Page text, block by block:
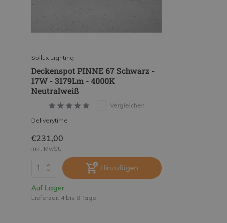
Sollux Lighting
Deckenspot PINNE 67 Schwarz -
17W - 3179Lm - 4000K
Neutralweiß
Vergleichen
Deliverytime
€231,00
inkl. MwSt.
Hinzufügen
Auf Lager
Lieferzeit 4 bis 8 Tage